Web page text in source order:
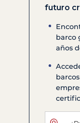
futuro
barco
años